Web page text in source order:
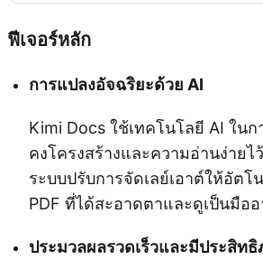
ฟีเจอร์หลัก
การแปลงอัจฉริยะด้วย AI
Kimi Docs ใช้เทคโนโลยี AI ใน
คงโครงสร้างและความอ่านง่ายไ
ระบบปรับการจัดเลย์เอาต์ให้อัตโ
PDF ที่ได้สะอาดตาและดูเป็นมือ
ประมวลผลรวดเร็วและมีประสิท